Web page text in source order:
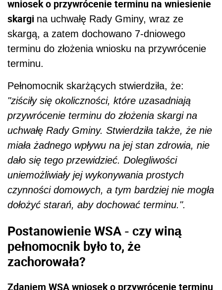
wniosek o przywrócenie terminu na wniesienie
skargi na uchwałę Rady Gminy, wraz ze
skargą, a zatem dochowano 7-dniowego
terminu do złożenia wniosku na przywrócenie
terminu.
Pełnomocnik skarżących stwierdziła, że:
"ziściły się okoliczności, które uzasadniają
przywrócenie terminu do złożenia skargi na
uchwałę Rady Gminy. Stwierdziła także, że nie
miała żadnego wpływu na jej stan zdrowia, nie
dało się tego przewidzieć. Dolegliwości
uniemożliwiały jej wykonywania prostych
czynności domowych, a tym bardziej nie mogła
dołożyć starań, aby dochować terminu.".
Postanowienie WSA - czy winą
pełnomocnik było to, że
zachorowała?
Zdaniem WSA wniosek o przywrócenie terminu